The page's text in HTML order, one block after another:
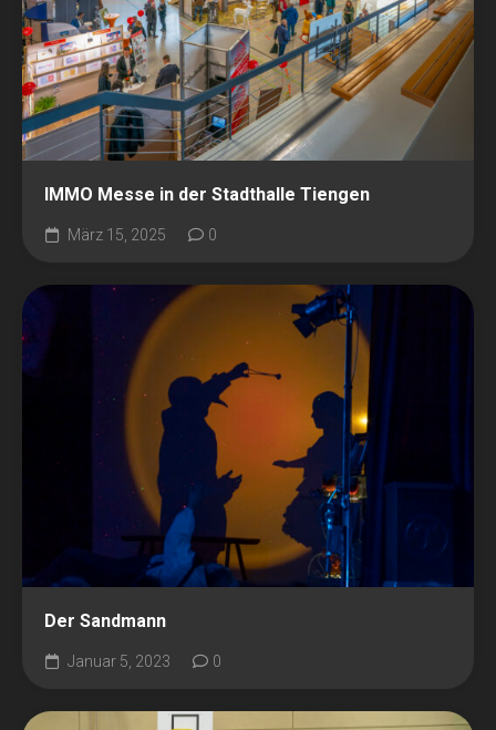
IMMO Messe in der Stadthalle Tiengen
März 15, 2025 0
Der Sandmann
Januar 5, 2023 0